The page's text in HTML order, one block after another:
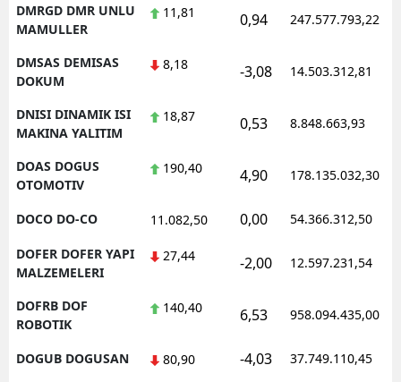
DMRGD DMR UNLU
MAMULLER
11,81 0,94 247.577.793,22
DMSAS DEMISAS
DOKUM
8,18 -3,08 14.503.312,81
DNISI DINAMIK ISI
MAKINA YALITIM
18,87 0,53 8.848.663,93
DOAS DOGUS
OTOMOTIV
190,40 4,90 178.135.032,30
DOCO DO-CO 11.082,50 0,00 54.366.312,50
DOFER DOFER YAPI
MALZEMELERI
27,44 -2,00 12.597.231,54
DOFRB DOF
ROBOTIK
140,40 6,53 958.094.435,00
DOGUB DOGUSAN 80,90 -4,03 37.749.110,45